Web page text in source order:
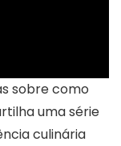
sobre como
uma série
culinária